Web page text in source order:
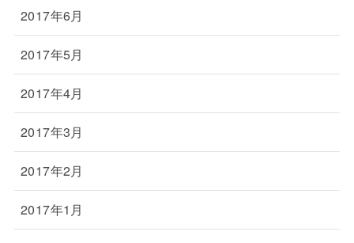
2017年6月
2017年5月
2017年4月
2017年3月
2017年2月
2017年1月